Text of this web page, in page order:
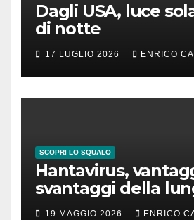
Dagli USA, luce
di notte
17 LUGLIO 2026 ENRICO
SCOPRI LO SQUALO
Hantavirus,
svantaggi della
incubazione
19 MAGGIO 2026 ENRICO